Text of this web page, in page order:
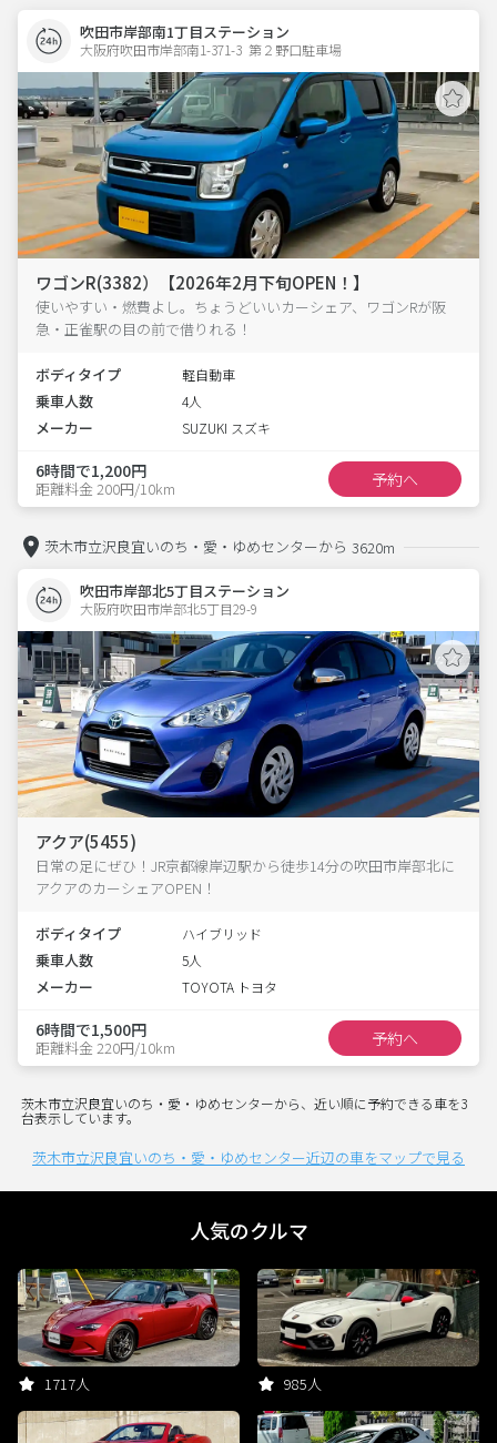
吹田市岸部南1丁目ステーション
大阪府吹田市岸部南1-371-3  第２野口駐車場
ワゴンR(3382）【2026年2月下旬OPEN！】
使いやすい・燃費よし。ちょうどいいカーシェア、ワゴンRが阪
急・正雀駅の目の前で借りれる！
ボディタイプ 軽自動車
乗車人数 4人
メーカー SUZUKI スズキ
6時間で1,200円
距離料金 200円/10km 予約へ
茨木市立沢良宜いのち・愛・ゆめセンターから 3620m
吹田市岸部北5丁目ステーション
大阪府吹田市岸部北5丁目29-9
アクア(5455)
日常の足にぜひ！JR京都線岸辺駅から徒歩14分の吹田市岸部北に
アクアのカーシェアOPEN！
ボディタイプ ハイブリッド
乗車人数 5人
メーカー TOYOTA トヨタ
6時間で1,500円
距離料金 220円/10km 予約へ
茨木市立沢良宜いのち・愛・ゆめセンターから、近い順に予約できる車を3
台表示しています。
茨木市立沢良宜いのち・愛・ゆめセンター近辺の車をマップで見る
人気のクルマ
1717人 985人